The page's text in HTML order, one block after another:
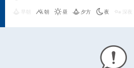
朝 昼 夕方 夜 深夜